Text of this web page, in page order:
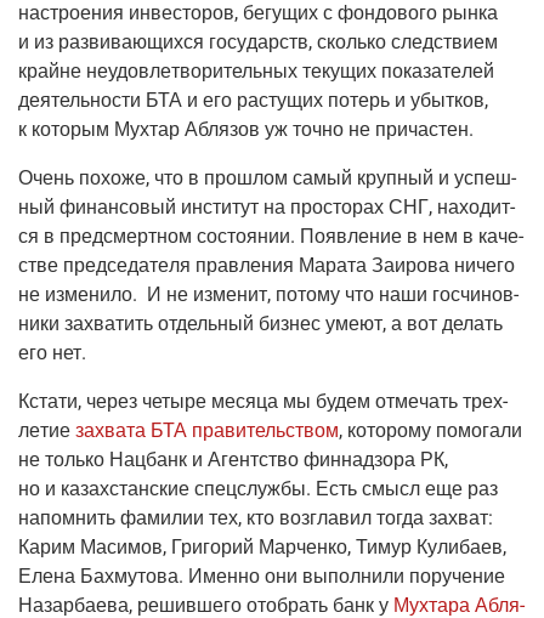
настро­е­ния инве­сто­ров, бегу­щих с фон­до­во­го рын­ка
и из раз­ви­ва­ю­щих­ся госу­дарств, сколь­ко след­стви­ем
крайне неудо­вле­тво­ри­тель­ных теку­щих пока­за­те­лей
дея­тель­но­сти БТА и его рас­ту­щих потерь и убыт­ков,
к кото­рым Мух­тар Абля­зов уж точ­но не причастен.
Очень похо­же, что в про­шлом самый круп­ный и успеш­
ный финан­со­вый инсти­тут на про­сто­рах СНГ, нахо­дит­
ся в пред­смерт­ном состо­я­нии. Появ­ле­ние в нем в каче­
стве пред­се­да­те­ля прав­ле­ния Мара­та Заи­ро­ва ниче­го
не изме­ни­ло. И не изме­нит, пото­му что наши госчи­нов­
ни­ки захва­тить отдель­ный биз­нес уме­ют, а вот делать
его нет.
Кста­ти, через четы­ре меся­ца мы будем отме­чать трех­
ле­тие захва­та БТА пра­ви­тель­ством, кото­ро­му помо­га­ли
не толь­ко Нац­банк и Агент­ство фин­над­зо­ра РК,
но и казах­стан­ские спец­служ­бы. Есть смысл еще раз
напом­нить фами­лии тех, кто воз­гла­вил тогда захват:
Карим Маси­мов, Гри­го­рий Мар­чен­ко, Тимур Кули­ба­ев,
Еле­на Бахму­то­ва. Имен­но они выпол­ни­ли пору­че­ние
Назар­ба­е­ва, решив­ше­го отобрать банк у Мух­та­ра Абля­